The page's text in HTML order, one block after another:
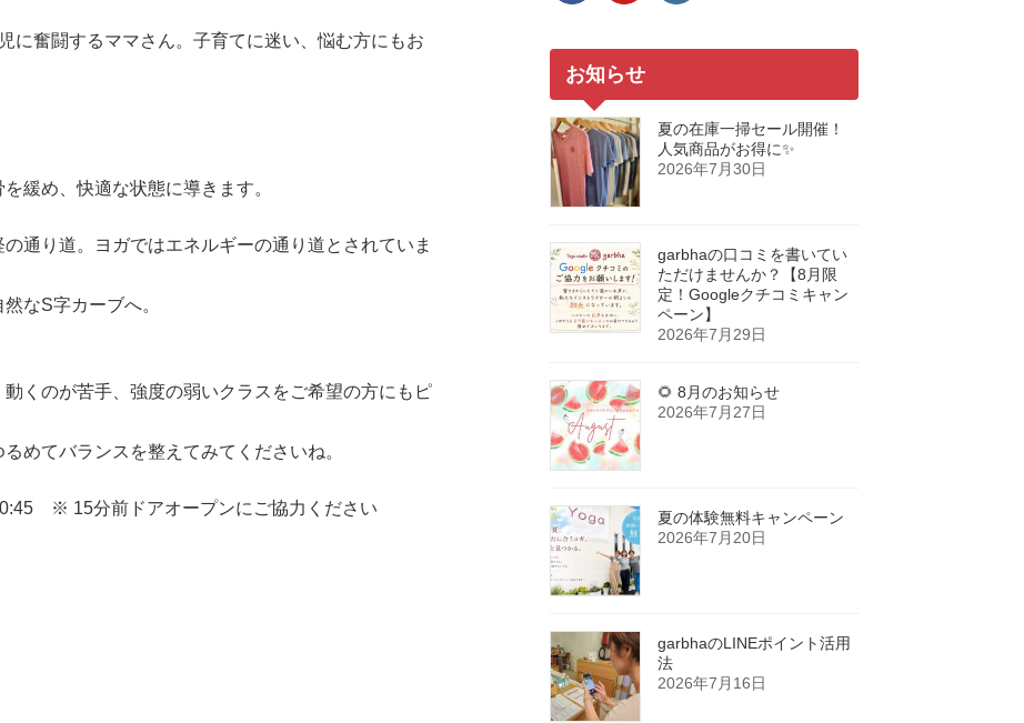
に奮闘するママさん。子育てに迷い、悩む方にもお
緩め、快適な状態に導きます。
通り道。ヨガではエネルギーの通り道とされていま
なS字カーブへ。
くのが苦手、強度の弱いクラスをご希望の方にもピ
めてバランスを整えてみてくださいね。
※ 15分前ドアオープンにご協力ください
お知らせ
夏の在庫一掃セール開催！
人気商品がお得に✨
2026年7月30日
garbhaの口コミを書いてい
ただけませんか？【8月限
定！Googleクチコミキャン
ペーン】
2026年7月29日
🌻 8月のお知らせ
2026年7月27日
夏の体験無料キャンペーン
2026年7月20日
garbhaのLINEポイント活用
法
2026年7月16日